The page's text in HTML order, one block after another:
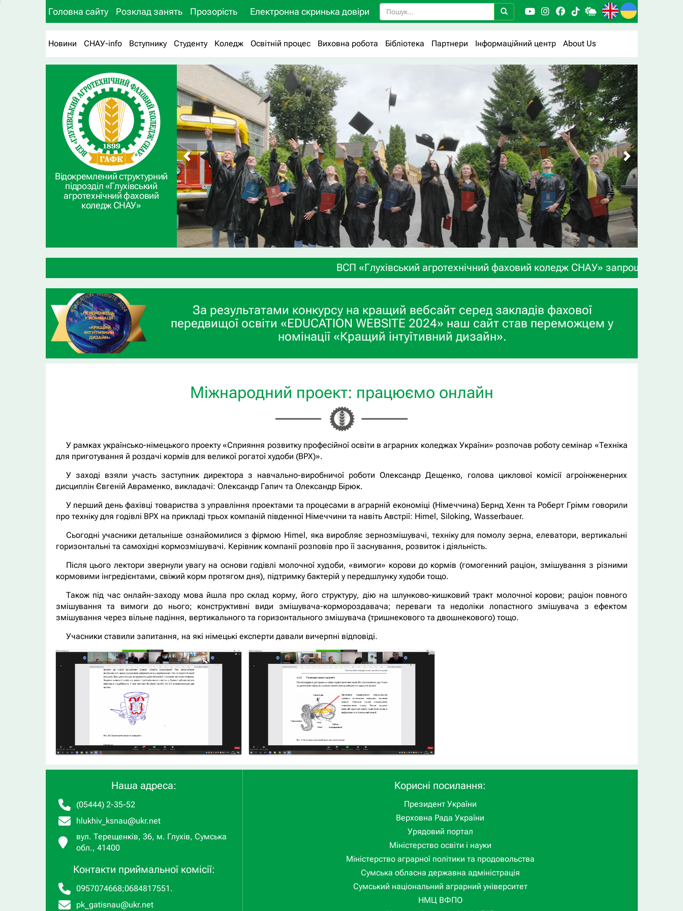
Головна сайту Розклад занять Прозорість Електронна скринька довіри
Новини СНАУ-info Вступнику Студенту Коледж Освітній процес Виховна робота Бібліотека Партнери Інформаційний центр About Us
Відокремлений структурний
підрозділ «Глухівський
агротехнічний фаховий
коледж СНАУ»
ВСП «Глухівський агротехнічний фаховий коледж СНАУ» запрошує учнів 9-х та
За результатами конкурсу на кращий вебсайт серед закладів фахової
передвищої освіти «EDUCATION WEBSITE 2024» наш сайт став переможцем у
номінації «Кращий інтуїтивний дизайн».
Міжнародний проект: працюємо онлайн
У рамках українсько-німецького проекту «Сприяння розвитку професійної освіти в аграрних коледжах України» розпочав роботу семінар «Техніка
для приготування й роздачі кормів для великої рогатої худоби (ВРХ)».
У заході взяли участь заступник директора з навчально-виробничої роботи Олександр Дещенко, голова циклової комісії агроінженерних
дисциплін Євгеній Авраменко, викладачі: Олександр Гапич та Олександр Бірюк.
У перший день фахівці товариства з управління проектами та процесами в аграрній економіці (Німеччина) Бернд Хенн та Роберт Грімм говорили
про техніку для годівлі ВРХ на прикладі трьох компаній південної Німеччини та навіть Австрії: Himel, Siloking, Wasserbauer.
Сьогодні учасники детальніше ознайомилися з фірмою Himel, яка виробляє зернозмішувачі, техніку для помолу зерна, елеватори, вертикальні
горизонтальні та самохідні кормозмішувачі. Керівник компанії розповів про її заснування, розвиток і діяльність.
Після цього лектори звернули увагу на основи годівлі молочної худоби, «вимоги» корови до кормів (гомогенний раціон, змішування з різними
кормовими інгредієнтами, свіжий корм протягом дня), підтримку бактерій у передшлунку худоби тощо.
Також під час онлайн-заходу мова йшла про склад корму, його структуру, дію на шлунково-кишковий тракт молочної корови; раціон повного
змішування та вимоги до нього; конструктивні види змішувача-кормороздавача; переваги та недоліки лопастного змішувача з ефектом
змішування через вільне падіння, вертикального та горизонтального змішувача (тришнекового та двошнекового) тощо.
Учасники ставили запитання, на які німецькі експерти давали вичерпні відповіді.
Наша адреса:
(05444) 2-35-52
hlukhiv_ksnau@ukr.net
вул. Терещенків, 36, м. Глухів, Сумська
обл., 41400
Контакти приймальної комісії:
0957074668;0684817551 .
pk_gatisnau@ukr.net
Корисні посилання:
Президент України
Верховна Рада України
Урядовий портал
Міністерство освіти і науки
Міністерство аграрної політики та продовольства
Сумська обласна державна адміністрація
Сумський національний аграрний університет
НМЦ ВФПО